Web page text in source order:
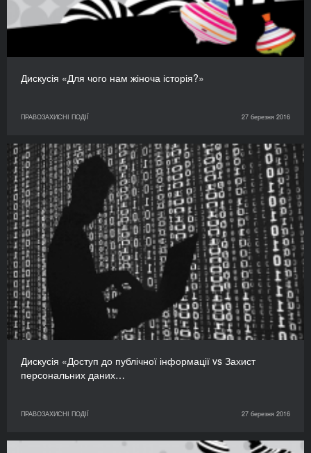
Дискусія «Для чого нам жіноча історія?»
ПРАВОЗАХИСНІ ПОДІЇ 27 березня 2016
Дискусія «Доступ до публічної інформації vs Захист
персональних даних…
ПРАВОЗАХИСНІ ПОДІЇ 27 березня 2016